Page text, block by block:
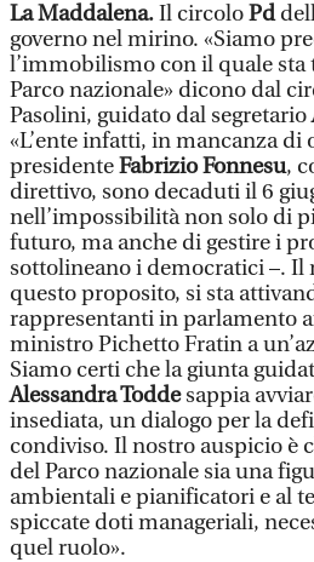
La Maddalena.Il circoloPd
governo nel mirino. «Siamo
l’immobilismo con il quale
Parco nazionale» dicono dal
Pasolini, guidato dal segretario
«L’ente infatti, in mancanza di
presidenteFabrizio Fonnesu,
direttivo, sono decaduti il 6
nell’impossibilità non solo di
futuro, ma anche di gestire i
sottolineano i democratici –. Il
questo proposito, si sta
rappresentanti in parlamento
ministro Pichetto Fratin a
Siamo certi che la giunta
Alessandra Toddesappia
insediata, un dialogo per la
condiviso. Il nostro auspicio è
del Parco nazionale sia una
ambientali e pianificatori e al
spiccate doti manageriali,
quel ruolo».